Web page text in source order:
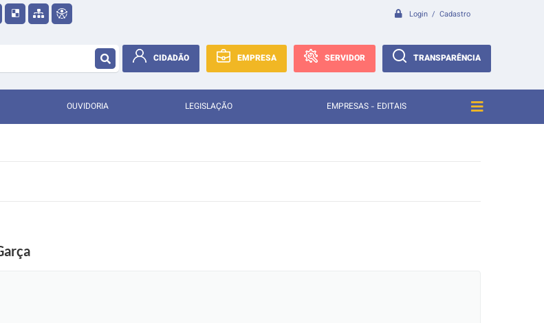
Login / Cadastro
CIDADÃO EMPRESA SERVIDOR TRANSPARÊNCIA
OUVIDORIA LEGISLAÇÃO EMPRESAS - EDITAIS